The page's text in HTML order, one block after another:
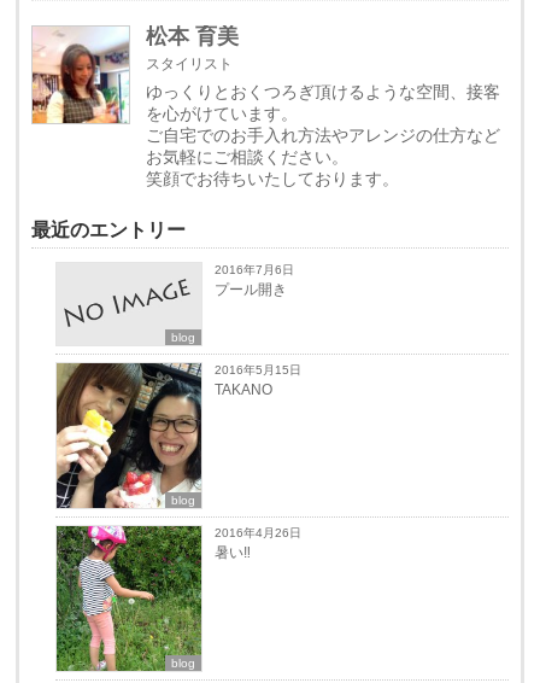
松本 育美
スタイリスト
ゆっくりとおくつろぎ頂けるような空間、接客
を心がけています。
ご自宅でのお手入れ方法やアレンジの仕方など
お気軽にご相談ください。
笑顔でお待ちいたしております。
最近のエントリー
blog
2016年7月6日
プール開き
blog
2016年5月15日
TAKANO
blog
2016年4月26日
暑い‼︎